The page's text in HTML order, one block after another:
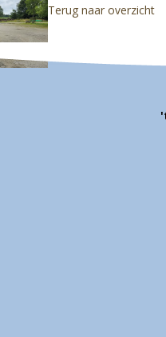
Terug naar overzicht